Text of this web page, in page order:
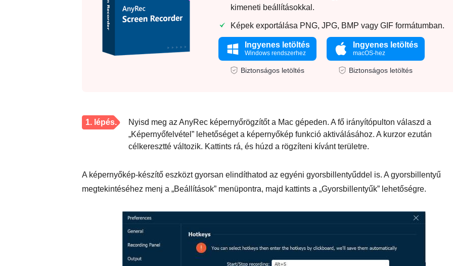
kimeneti beállításokkal.
Képek exportálása PNG, JPG, BMP vagy GIF formátumban.
Ingyenes letöltés
Windows rendszerhez
Biztonságos letöltés
Ingyenes letöltés
macOS-hez
Biztonságos letöltés
1. lépés.
Nyisd meg az AnyRec képernyőrögzítőt a Mac gépeden. A fő irányítópulton válaszd a
„Képernyőfelvétel” lehetőséget a képernyőkép funkció aktiválásához. A kurzor ezután
célkeresztté változik. Kattints rá, és húzd a rögzíteni kívánt területre.
A képernyőkép-készítő eszközt gyorsan elindíthatod az egyéni gyorsbillentyűddel is. A gyorsbillentyű
megtekintéséhez menj a „Beállítások” menüpontra, majd kattints a „Gyorsbillentyűk” lehetőségre.